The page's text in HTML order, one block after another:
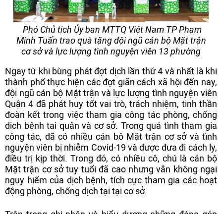
Phó Chủ tịch Ủy ban MTTQ Việt Nam TP Phạm
Minh Tuấn trao quà tặng đội ngũ cán bộ Mặt trận
cơ sở và lực lượng tình nguyện viên 13 phường
Ngay từ khi bùng phát đợt dịch lần thứ 4 và nhất là khi
thành phố thực hiện các đợt giãn cách xã hội đến nay,
đội ngũ cán bộ Mặt trận và lực lượng tình nguyện viên
Quận 4 đã phát huy tốt vai trò, trách nhiệm, tinh thần
đoàn kết trong việc tham gia công tác phòng, chống
dịch bệnh tại quận và cơ sở. Trong quá tình tham gia
công tác, đã có nhiều cán bộ Mặt trận cơ sở và tình
nguyện viên bị nhiễm Covid-19 và được đưa đi cách ly,
điều trị kịp thời. Trong đó, có nhiều cô, chú là cán bộ
Mặt trận cơ sở tuy tuổi đã cao nhưng vẫn không ngại
nguy hiểm của dịch bệnh, tích cực tham gia các hoạt
động phòng, chống dịch tại tại cơ sở.